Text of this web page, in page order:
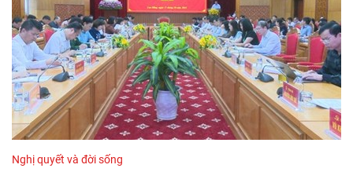
Nghị quyết và đời sống